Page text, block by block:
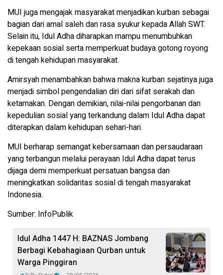
MUI juga mengajak masyarakat menjadikan kurban sebagai
bagian dari amal saleh dan rasa syukur kepada Allah SWT.
Selain itu, Idul Adha diharapkan mampu menumbuhkan
kepekaan sosial serta memperkuat budaya gotong royong
di tengah kehidupan masyarakat.
Amirsyah menambahkan bahwa makna kurban sejatinya juga
menjadi simbol pengendalian diri dari sifat serakah dan
ketamakan. Dengan demikian, nilai-nilai pengorbanan dan
kepedulian sosial yang terkandung dalam Idul Adha dapat
diterapkan dalam kehidupan sehari-hari.
MUI berharap semangat kebersamaan dan persaudaraan
yang terbangun melalui perayaan Idul Adha dapat terus
dijaga demi memperkuat persatuan bangsa dan
meningkatkan solidaritas sosial di tengah masyarakat
Indonesia.
Sumber: InfoPublik
Idul Adha 1447 H: BAZNAS Jombang
Berbagi Kebahagiaan Qurban untuk
Warga Pinggiran